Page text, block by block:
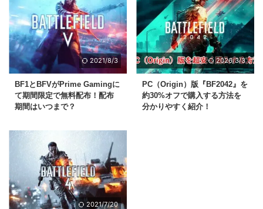
2021/8/3
BF1とBFVがPrime Gamingに
て期間限定で無料配布！配布
期間はいつまで？
2026/3/3
PC（Origin）版『BF2042』を
約30%オフで購入する方法を
分かりやすく紹介！
2021/7/20